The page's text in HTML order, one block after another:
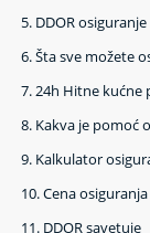
5. DDOR
6.Šta sve možete
7.24h Hitne kućne
8. Kakva je pomoć
9. Kalkulator
10.Cena
11. DDOR savetuje